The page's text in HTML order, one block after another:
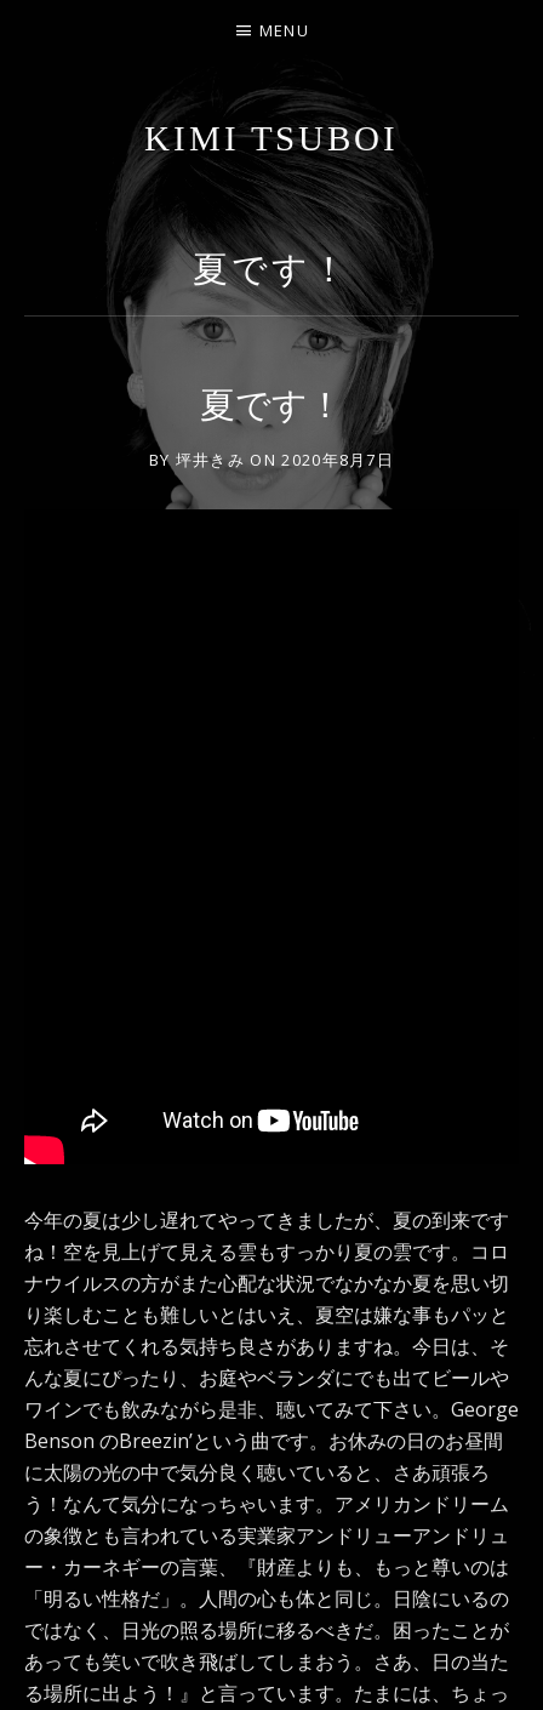
KIMI TSUBOI
名古屋のJAZZ PIANIST
MENU
夏です！
夏です！
BY 坪井きみ ON 2020年8月7日
今年の夏は少し遅れてやってきましたが、夏の到来です
ね！空を見上げて見える雲もすっかり夏の雲です。コロ
ナウイルスの方がまた心配な状況でなかなか夏を思い切
り楽しむことも難しいとはいえ、夏空は嫌な事もパッと
忘れさせてくれる気持ち良さがありますね。今日は、そ
んな夏にぴったり、お庭やベランダにでも出てビールや
ワインでも飲みながら是非、聴いてみて下さい。George
Benson のBreezin’という曲です。お休みの日のお昼間
に太陽の光の中で気分良く聴いていると、さあ頑張ろ
う！なんて気分になっちゃいます。アメリカンドリーム
の象徴とも言われている実業家アンドリューアンドリュ
ー・カーネギーの言葉、『財産よりも、もっと尊いのは
「明るい性格だ」。人間の心も体と同じ。日陰にいるの
ではなく、日光の照る場所に移るべきだ。困ったことが
あっても笑いで吹き飛ばしてしまおう。さあ、日の当た
る場所に出よう！』と言っています。たまには、ちょっ